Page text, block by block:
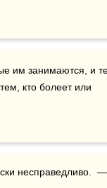
им занимаются, и
кто болеет или
несправедливо.  —